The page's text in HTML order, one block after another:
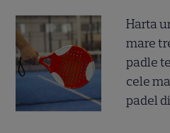
Harta
mare
padle
cele
padel